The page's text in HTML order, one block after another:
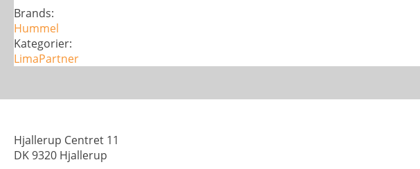
-
Baselayer
antal
Brands:
Hummel
Kategorier:
LimaPartner
Hjallerup Centret 11
DK 9320 Hjallerup